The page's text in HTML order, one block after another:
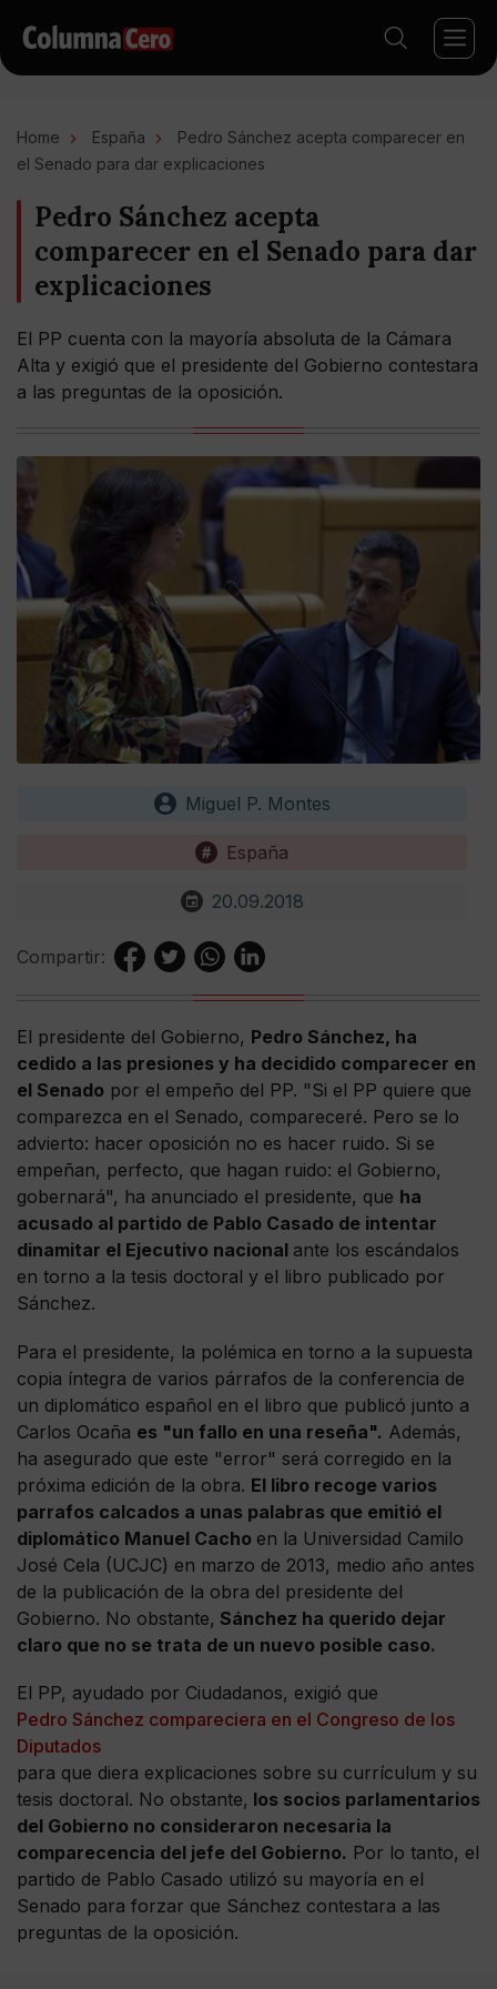
Home España
Pedro Sánchez acepta comparecer en
el Senado para dar explicaciones
Pedro Sánchez acepta
comparecer en el Senado para dar
explicaciones
El PP cuenta con la mayoría absoluta de la Cámara
Alta y exigió que el presidente del Gobierno contestara
a las preguntas de la oposición.
Miguel P. Montes
España
20.09.2018
Compartir:
El presidente del Gobierno, Pedro Sánchez, ha
cedido a las presiones y ha decidido comparecer en
el Senado por el empeño del PP. "Si el PP quiere que
comparezca en el Senado, compareceré. Pero se lo
advierto: hacer oposición no es hacer ruido. Si se
empeñan, perfecto, que hagan ruido: el Gobierno,
gobernará", ha anunciado el presidente, que ha
acusado al partido de Pablo Casado de intentar
dinamitar el Ejecutivo nacional ante los escándalos
en torno a la tesis doctoral y el libro publicado por
Sánchez.
Para el presidente, la polémica en torno a la supuesta
copia íntegra de varios párrafos de la conferencia de
un diplomático español en el libro que publicó junto a
Carlos Ocaña es "un fallo en una reseña". Además,
ha asegurado que este "error" será corregido en la
próxima edición de la obra. El libro recoge varios
parrafos calcados a unas palabras que emitió el
diplomático Manuel Cacho en la Universidad Camilo
José Cela (UCJC) en marzo de 2013, medio año antes
de la publicación de la obra del presidente del
Gobierno. No obstante, Sánchez ha querido dejar
claro que no se trata de un nuevo posible caso.
El PP, ayudado por Ciudadanos, exigió que
Pedro Sánchez compareciera en el Congreso de los
Diputados
para que diera explicaciones sobre su currículum y su
tesis doctoral. No obstante, los socios parlamentarios
del Gobierno no consideraron necesaria la
comparecencia del jefe del Gobierno. Por lo tanto, el
partido de Pablo Casado utilizó su mayoría en el
Senado para forzar que Sánchez contestara a las
preguntas de la oposición.